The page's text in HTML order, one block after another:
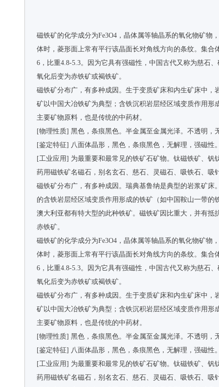
磁铁矿的化学成分为Fe3O4，晶体属等轴晶系的氧化物矿
体时，菱形面上常有平行该晶面长对角线方向的条纹。集
6，比重4.8-5.3。因为它具有强磁性，中国古代又称为慈石
氧化后变为赤铁矿或褐铁矿。
磁铁矿分布广，有多种成因。生于变质矿床和内生矿床中
矿以中国大冶铁矿为典型；含铁沉积岩层经区域变质作用
主要矿物原料，也是传统的中药材。
[物理性质] 黑色，条痕黑色。半金属至金属光泽。不透明，
[鉴定特征] 八面体晶形，黑色，条痕黑色，无解理，强磁
[工业应用] 为最重要和最常见的铁矿石矿物。钛磁铁矿、
药用磁铁矿名磁石，别名玄石、慈石、灵磁石、吸铁石、
磁铁矿分布广，有多种成因。瑞典基鲁纳是典型的岩浆矿
的含铁岩层经区域变质作用形成的铁矿（如中国鞍山一带
澳大利亚都有特大型的此种铁矿。磁铁矿因比重大，并有
赤铁矿。
磁铁矿的化学成分为Fe3O4，晶体属等轴晶系的氧化物矿
体时，菱形面上常有平行该晶面长对角线方向的条纹。集
6，比重4.8-5.3。因为它具有强磁性，中国古代又称为慈石
氧化后变为赤铁矿或褐铁矿。
磁铁矿分布广，有多种成因。生于变质矿床和内生矿床中
矿以中国大冶铁矿为典型；含铁沉积岩层经区域变质作用
主要矿物原料，也是传统的中药材。
[物理性质] 黑色，条痕黑色。半金属至金属光泽。不透明，
[鉴定特征] 八面体晶形，黑色，条痕黑色，无解理，强磁
[工业应用] 为最重要和最常见的铁矿石矿物。钛磁铁矿、
药用磁铁矿名磁石，别名玄石、慈石、灵磁石、吸铁石、